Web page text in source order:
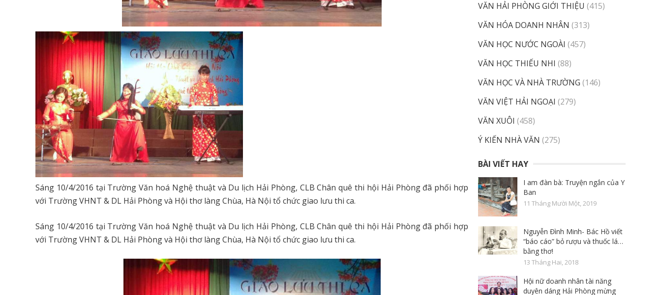
Sáng 10/4/2016 tại Trường Văn hoá Nghệ thuật và Du lịch Hải Phòng, CLB Chân quê thi hội Hải Phòng đã phối hợp
với Trường VHNT & DL Hải Phòng và Hội thơ làng Chùa, Hà Nội tổ chức giao lưu thi ca.
Sáng 10/4/2016 tại Trường Văn hoá Nghệ thuật và Du lịch Hải Phòng, CLB Chân quê thi hội Hải Phòng đã phối hợp
với Trường VHNT & DL Hải Phòng và Hội thơ làng Chùa, Hà Nội tổ chức giao lưu thi ca.
VĂN HẢI PHÒNG GIỚI THIỆU (415)
VĂN HÓA DOANH NHÂN (313)
VĂN HỌC NƯỚC NGOÀI (457)
VĂN HỌC THIẾU NHI (88)
VĂN HỌC VÀ NHÀ TRƯỜNG (146)
VĂN VIỆT HẢI NGOẠI (279)
VĂN XUÔI (458)
Ý KIẾN NHÀ VĂN (275)
BÀI VIẾT HAY
I am đàn bà: Truyện ngắn của Y
Ban
11 Tháng Mười Một, 2019
Nguyễn Đình Minh- Bác Hồ viết
“báo cáo” bỏ rượu và thuốc lá…
bằng thơ!
13 Tháng Hai, 2018
Hội nữ doanh nhân tài năng
duyên dáng Hải Phòng mừng